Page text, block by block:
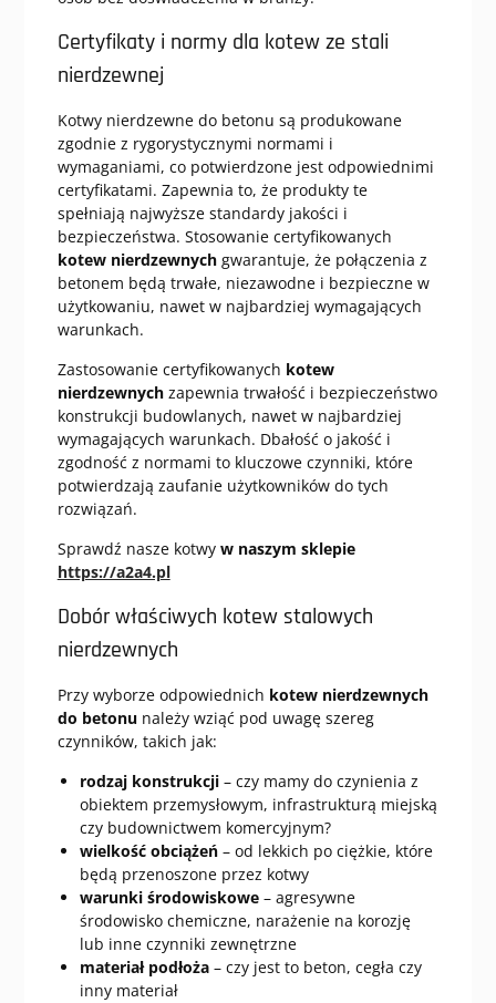
Certyfikaty i normy dla kotew ze stali
nierdzewnej
Kotwy nierdzewne do betonu są produkowane
zgodnie z rygorystycznymi normami i
wymaganiami, co potwierdzone jest odpowiednimi
certyfikatami. Zapewnia to, że produkty te
spełniają najwyższe standardy jakości i
bezpieczeństwa. Stosowanie certyfikowanych
kotew nierdzewnychgwarantuje, że połączenia z
betonem będą trwałe, niezawodne i bezpieczne w
użytkowaniu, nawet w najbardziej wymagających
warunkach.
Zastosowanie certyfikowanych kotew
nierdzewnychzapewnia trwałość i bezpieczeństwo
konstrukcji budowlanych, nawet w najbardziej
wymagających warunkach. Dbałość o jakość i
zgodność z normami to kluczowe czynniki, które
potwierdzają zaufanie użytkowników do tych
rozwiązań.
Sprawdź nasze kotwy w naszym sklepie
https://a2a4.pl
Dobór właściwych kotew stalowych
nierdzewnych
Przy wyborze odpowiednich kotew nierdzewnych
do betonunależy wziąć pod uwagę szereg
czynników, takich jak:
rodzaj konstrukcji– czy mamy do czynienia z
obiektem przemysłowym, infrastrukturą miejską
czy budownictwem komercyjnym?
wielkość obciążeń– od lekkich po ciężkie, które
będą przenoszone przez kotwy
warunki środowiskowe– agresywne
środowisko chemiczne, narażenie na korozję
lub inne czynniki zewnętrzne
materiał podłoża– czy jest to beton, cegła czy
inny materiał